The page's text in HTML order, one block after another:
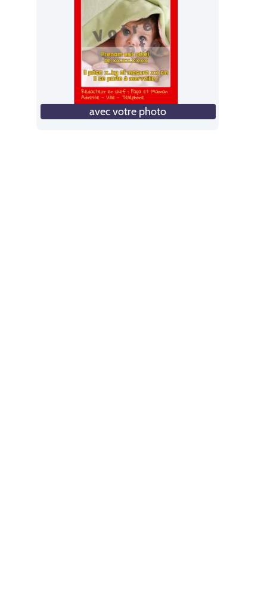
avec votre photo